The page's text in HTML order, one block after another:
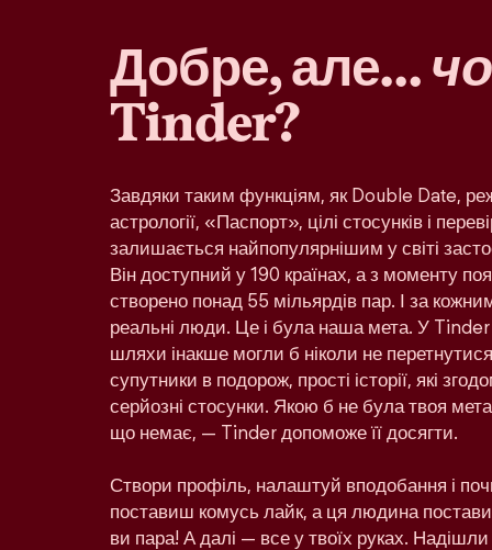
Добре, але…
Tinder?
Завдяки таким функціям, як Double Date,
астрології, «Паспорт», цілі стосунків і
залишається найпопулярнішим у світі
Він доступний у 190 країнах, а з моменту
створено понад 55 мільярдів пар. І за
реальні люди. Це і була наша мета. У
шляхи інакше могли б ніколи не
супутники в подорож, прості історії, які
серйозні стосунки. Якою б не була твоя мета
що немає, — Tinder допоможе її досягти.
Створи профіль, налаштуй вподобання і
поставиш комусь лайк, а ця людина
ви пара! А далі — все у твоїх руках.